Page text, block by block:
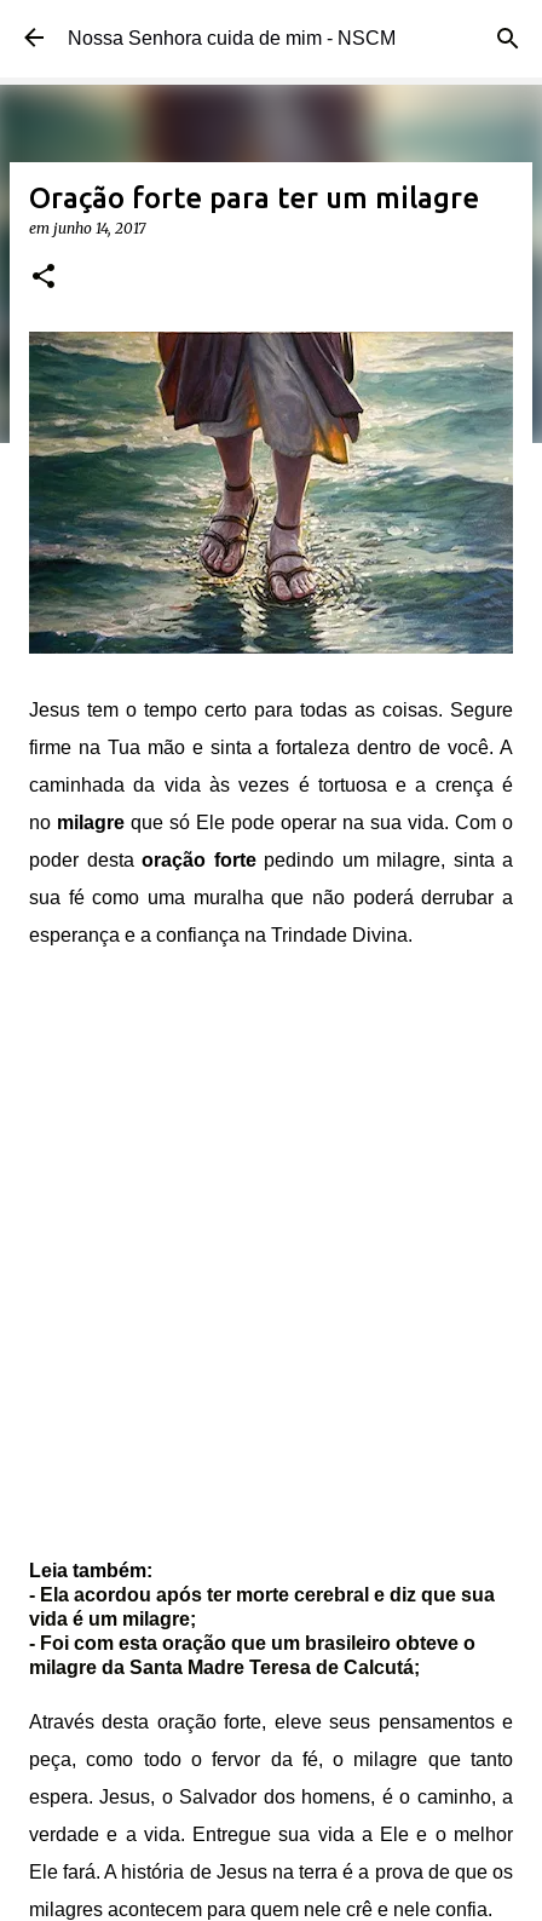
Pular para o conteúdo principal
Nossa Senhora cuida de mim - NSCM
Oração forte para ter um milagre
em junho 14, 2017
Jesus tem o tempo certo para todas as coisas. Segure
firme na Tua mão e sinta a fortaleza dentro de você. A
caminhada da vida às vezes é tortuosa e a crença é
no milagre que só Ele pode operar na sua vida. Com o
poder desta oração forte pedindo um milagre, sinta a
sua fé como uma muralha que não poderá derrubar a
esperança e a confiança na Trindade Divina.
Leia também:
- Ela acordou após ter morte cerebral e diz que sua
vida é um milagre;
- Foi com esta oração que um brasileiro obteve o
milagre da Santa Madre Teresa de Calcutá;
Através desta oração forte, eleve seus pensamentos e
peça, como todo o fervor da fé, o milagre que tanto
espera. Jesus, o Salvador dos homens, é o caminho, a
verdade e a vida. Entregue sua vida a Ele e o melhor
Ele fará. A história de Jesus na terra é a prova de que os
milagres acontecem para quem nele crê e nele confia.